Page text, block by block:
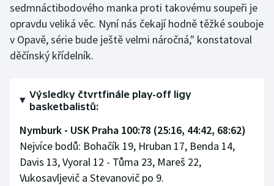
Ragby
Rychlobruslení
Short track
Sportovní střelba
Stolní tenis
sedmnáctibodového manka proti takovému soupeři je
opravdu veliká věc. Nyní nás čekají hodně těžké souboje
v Opavě, série bude ještě velmi náročná," konstatoval
děčínský křídelník.
Výsledky čtvrtfinále play-off ligy
basketbalistů:
Nymburk - USK Praha 100:78 (25:16, 44:42, 68:62)
Nejvíce bodů: Bohačík 19, Hruban 17, Benda 14,
Davis 13, Vyoral 12 - Tůma 23, Mareš 22,
Vukosavljevič a Stevanovič po 9.